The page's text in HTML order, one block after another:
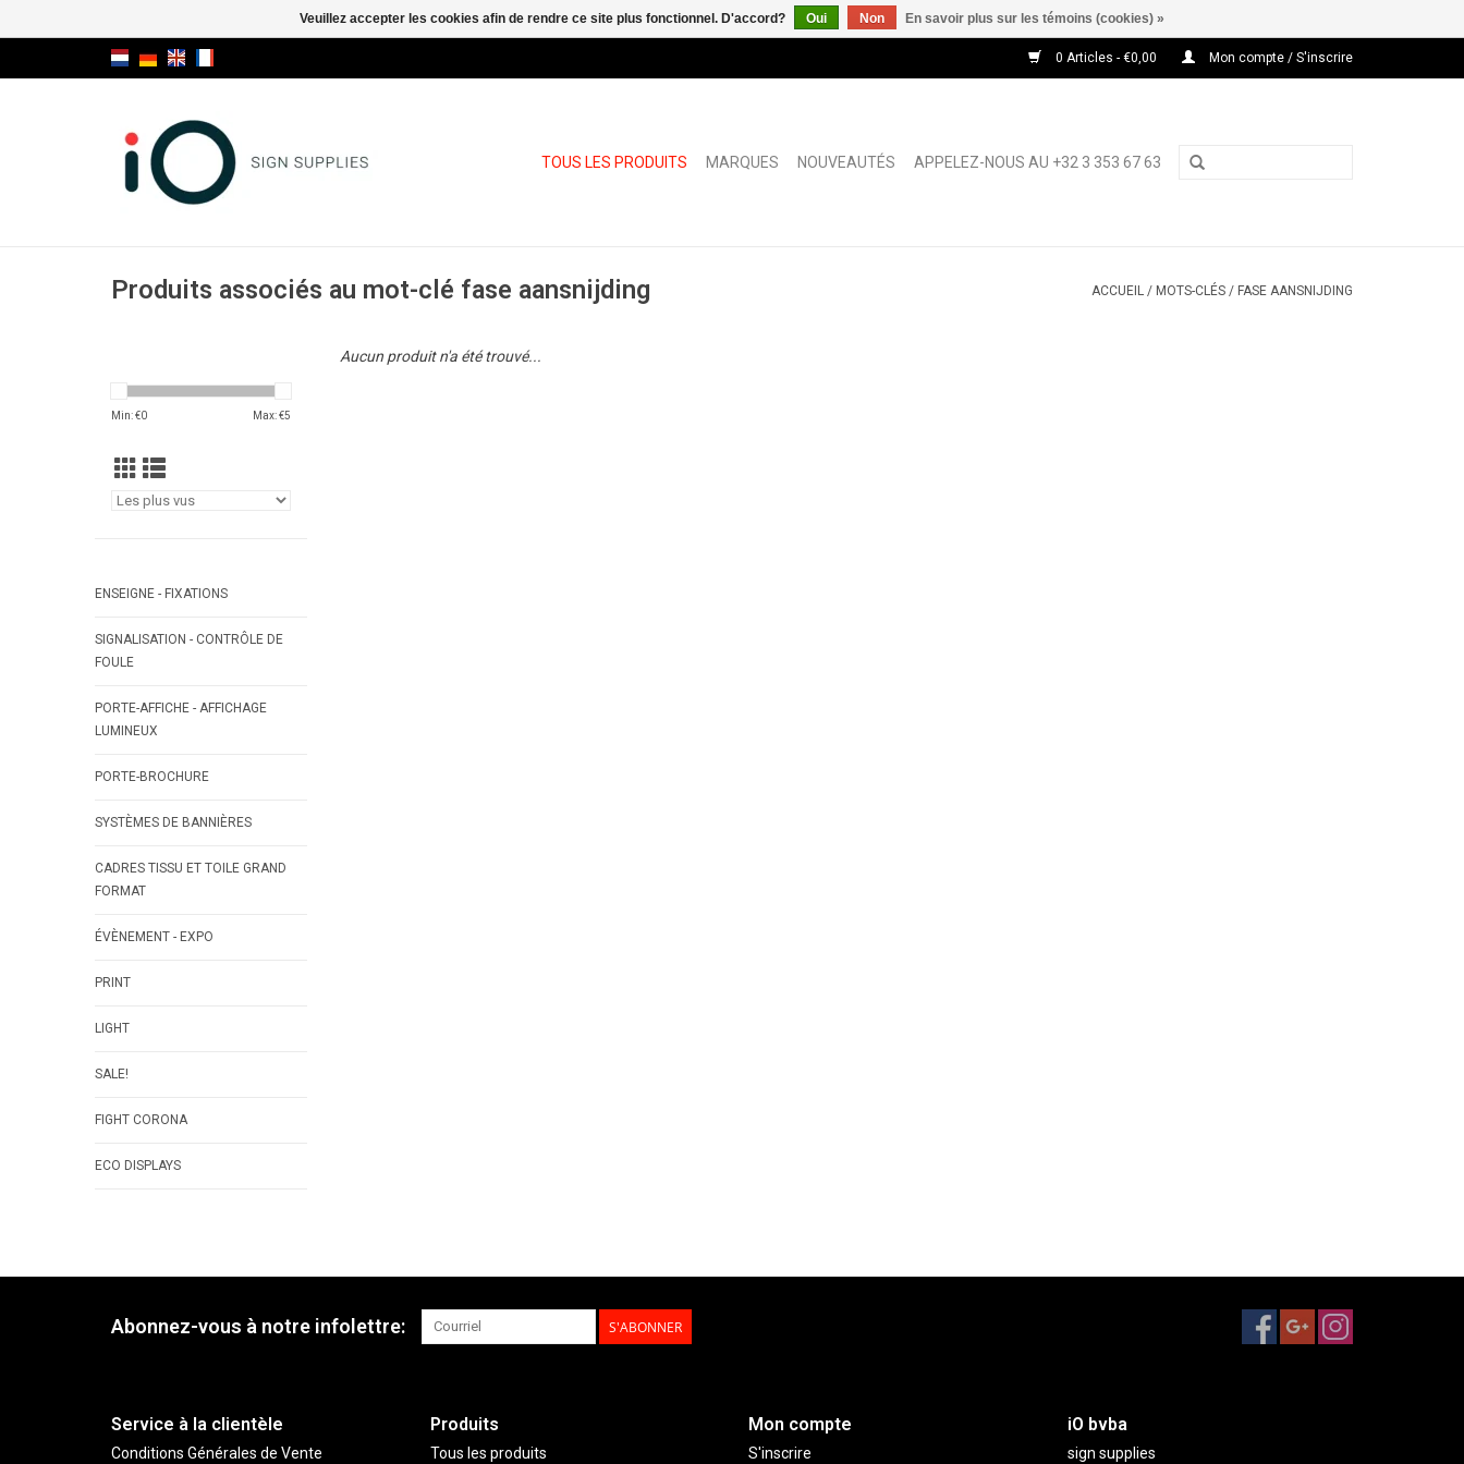
0 Articles - €0,00 Mon compte / S'inscrire
TOUS LES PRODUITS MARQUES NOUVEAUTÉS APPELEZ-NOUS AU +32 3 353 67 63
Produits associés au mot-clé fase aansnijding ACCUEIL / MOTS-CLÉS / FASE AANSNIJDING
Min: €0 Max: €5
ENSEIGNE - FIXATIONS
SIGNALISATION - CONTRÔLE DE
FOULE
PORTE-AFFICHE - AFFICHAGE
LUMINEUX
PORTE-BROCHURE
SYSTÈMES DE BANNIÈRES
CADRES TISSU ET TOILE GRAND
FORMAT
ÉVÈNEMENT - EXPO
PRINT
LIGHT
SALE!
FIGHT CORONA
ECO DISPLAYS
Aucun produit n'a été trouvé...
Abonnez-vous à notre infolettre: S'ABONNER
Service à la clientèle
Conditions Générales de Vente
Produits
Tous les produits
Mon compte
S'inscrire
iO bvba
sign supplies
Veuillez accepter les cookies afin de rendre ce site plus fonctionnel. D'accord? Oui Non En savoir plus sur les témoins (cookies) »